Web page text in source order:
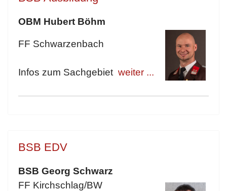
OBM Hubert Böhm
FF Schwarzenbach
Infos zum Sachgebiet weiter ...
BSB EDV
BSB Georg Schwarz
FF Kirchschlag/BW